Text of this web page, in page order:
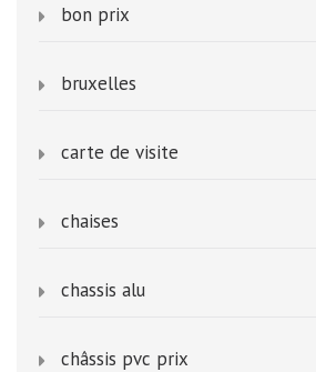
bon prix
bruxelles
carte de visite
chaises
chassis alu
châssis pvc prix